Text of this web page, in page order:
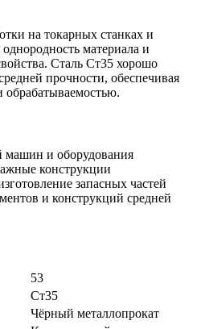
на токарных станках и
материала и
Сталь Ст35 хорошо
прочности, обеспечивая
машин и оборудования
конструкции
запасных частей
и конструкций средней
53
Ст35
Чёрный металлопрокат